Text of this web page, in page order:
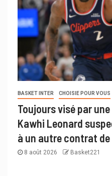
BASKET INTER CHOISIE POUR VOUS
Toujours visé par
Kawhi Leonard
à un autre contrat
8 août 2026 Basket221